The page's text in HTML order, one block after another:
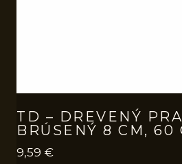
TD – DREVENÝ
BRÚSENÝ 8 CM, 60
9,59 €